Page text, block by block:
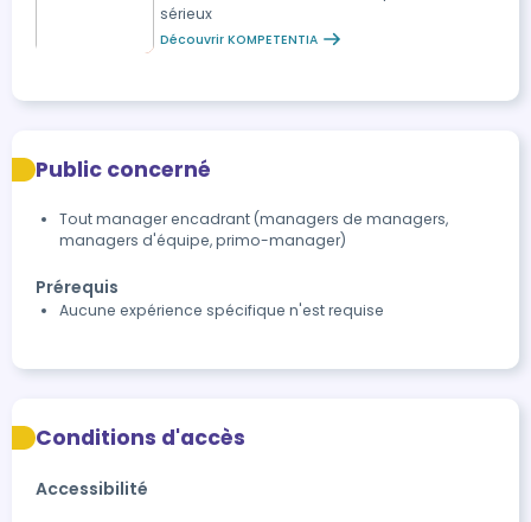
sérieux
Découvrir KOMPETENTIA
Public concerné
Tout manager encadrant (managers de managers,
managers d'équipe, primo-manager)
Prérequis
Aucune expérience spécifique n'est requise
Conditions d'accès
Accessibilité